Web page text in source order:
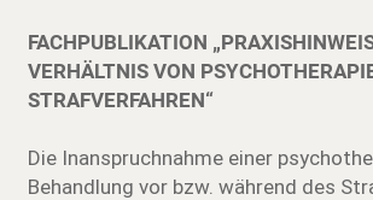
FACHPUBLIKATION
VERHÄLTNIS VON
STRAFVERFAHREN“
Die Inanspruchnahme einer
Behandlung vor bzw. während des